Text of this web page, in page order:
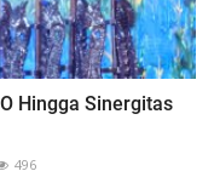
Hingga Sinergitas
496